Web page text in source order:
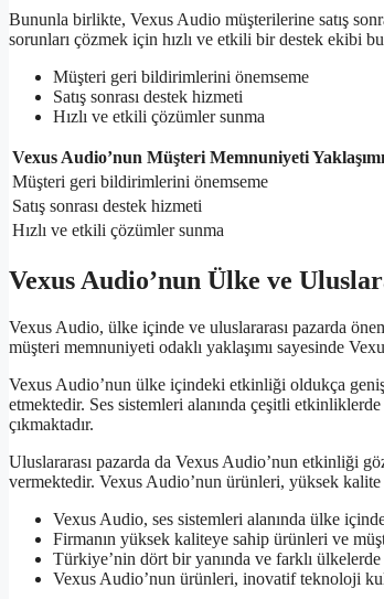
Bununla birlikte, Vexus Audio müşterilerine satış
sorunları çözmek için hızlı ve etkili bir destek ekibi
Müşteri geri bildirimlerini önemseme
Satış sonrası destek hizmeti
Hızlı ve etkili çözümler sunma
Vexus Audio’nun Müşteri Memnuniyeti Yaklaşımı
Müşteri geri bildirimlerini önemseme
Satış sonrası destek hizmeti
Hızlı ve etkili çözümler sunma
Vexus Audio’nun Ülke ve
Vexus Audio, ülke içinde ve uluslararası pazarda
müşteri memnuniyeti odaklı yaklaşımı sayesinde
Vexus Audio’nun ülke içindeki etkinliği oldukça
etmektedir. Ses sistemleri alanında çeşitli
çıkmaktadır.
Uluslararası pazarda da Vexus Audio’nun etkinliği
vermektedir. Vexus Audio’nun ürünleri, yüksek
Vexus Audio, ses sistemleri alanında ülke
Firmanın yüksek kaliteye sahip ürünleri ve
Türkiye’nin dört bir yanında ve farklı
Vexus Audio’nun ürünleri, inovatif teknoloji